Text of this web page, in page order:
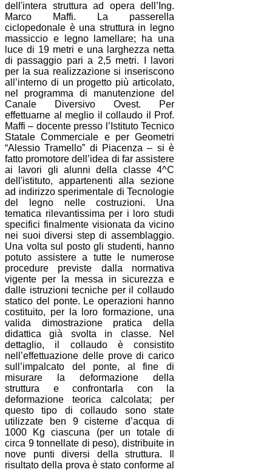
dell'intera struttura ad opera dell’Ing.
Marco Maffi. La passerella
ciclopedonale è una struttura in legno
massiccio e legno lamellare; ha una
luce di 19 metri e una larghezza netta
di passaggio pari a 2,5 metri. I lavori
per la sua realizzazione si inseriscono
all’interno di un progetto più articolato,
nel programma di manutenzione del
Canale Diversivo Ovest. Per
effettuarne al meglio il collaudo il Prof.
Maffi – docente presso l’Istituto Tecnico
Statale Commerciale e per Geometri
“Alessio Tramello” di Piacenza – si è
fatto promotore dell’idea di far assistere
ai lavori gli alunni della classe 4^C
dell'istituto, appartenenti alla sezione
ad indirizzo sperimentale di Tecnologie
del legno nelle costruzioni. Una
tematica rilevantissima per i loro studi
specifici finalmente visionata da vicino
nei suoi diversi step di assemblaggio.
Una volta sul posto gli studenti, hanno
potuto assistere a tutte le numerose
procedure previste dalla normativa
vigente per la messa in sicurezza e
dalle istruzioni tecniche per il collaudo
statico del ponte. Le operazioni hanno
costituito, per la loro formazione, una
valida dimostrazione pratica della
didattica già svolta in classe. Nel
dettaglio, il collaudo è consistito
nell’effettuazione delle prove di carico
sull’impalcato del ponte, al fine di
misurare la deformazione della
struttura e confrontarla con la
deformazione teorica calcolata; per
questo tipo di collaudo sono state
utilizzate ben 9 cisterne d’acqua di
1000 Kg ciascuna (per un totale di
circa 9 tonnellate di peso), distribuite in
nove punti diversi della struttura. Il
risultato della prova è stato conforme al